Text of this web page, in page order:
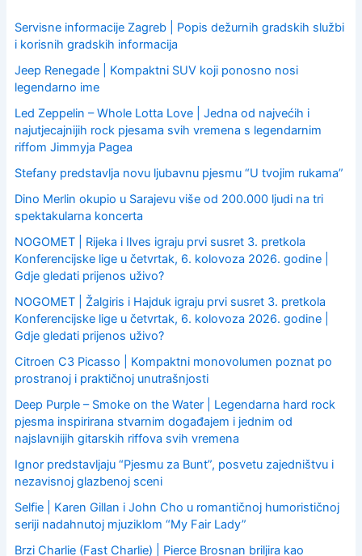
o
r
Servisne informacije Zagreb | Popis dežurnih gradskih službi
i korisnih gradskih informacija
Jeep Renegade | Kompaktni SUV koji ponosno nosi
legendarno ime
Led Zeppelin – Whole Lotta Love | Jedna od najvećih i
najutjecajnijih rock pjesama svih vremena s legendarnim
riffom Jimmyja Pagea
Stefany predstavlja novu ljubavnu pjesmu “U tvojim rukama”
Dino Merlin okupio u Sarajevu više od 200.000 ljudi na tri
spektakularna koncerta
NOGOMET | Rijeka i Ilves igraju prvi susret 3. pretkola
Konferencijske lige u četvrtak, 6. kolovoza 2026. godine |
Gdje gledati prijenos uživo?
NOGOMET | Žalgiris i Hajduk igraju prvi susret 3. pretkola
Konferencijske lige u četvrtak, 6. kolovoza 2026. godine |
Gdje gledati prijenos uživo?
Citroen C3 Picasso | Kompaktni monovolumen poznat po
prostranoj i praktičnoj unutrašnjosti
Deep Purple – Smoke on the Water | Legendarna hard rock
pjesma inspirirana stvarnim događajem i jednim od
najslavnijih gitarskih riffova svih vremena
Ignor predstavljaju “Pjesmu za Bunt”, posvetu zajedništvu i
nezavisnoj glazbenoj sceni
Selfie | Karen Gillan i John Cho u romantičnoj humorističnoj
seriji nadahnutoj mjuziklom “My Fair Lady”
Brzi Charlie (Fast Charlie) | Pierce Brosnan briljira kao